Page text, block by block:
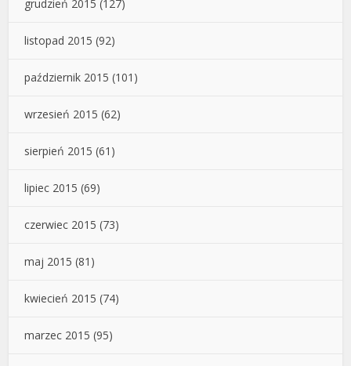
grudzień 2015 (127)
listopad 2015 (92)
październik 2015 (101)
wrzesień 2015 (62)
sierpień 2015 (61)
lipiec 2015 (69)
czerwiec 2015 (73)
maj 2015 (81)
kwiecień 2015 (74)
marzec 2015 (95)